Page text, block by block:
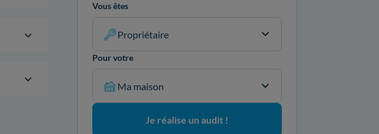
Vous êtes
Propriétaire
Pour votre
Ma maison
Je réalise un audit !